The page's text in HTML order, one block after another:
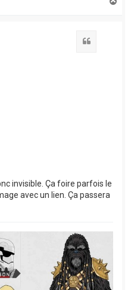
invisible. Ça foire parfois le
avec un lien. Ça passera